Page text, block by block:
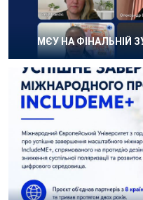
МЄУ НА ФІНАЛЬНІЙ